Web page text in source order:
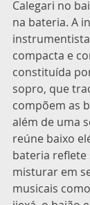
Calegari no
na bateria. A
compacta e
constituída
sopro, que
compõem as
além de uma
reúne baixo
bateria reflete
misturar em
musicais